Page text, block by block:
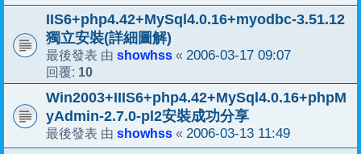
IIS6+php4.42+MySql4.0.16+myodbc-3.51.12
獨立安裝(詳細圖解)
最後發表 由 showhss « 2006-03-17 09:07
回覆: 10
Win2003+IIIS6+php4.42+MySql4.0.16+phpM
yAdmin-2.7.0-pl2安裝成功分享
最後發表 由 showhss « 2006-03-13 11:49